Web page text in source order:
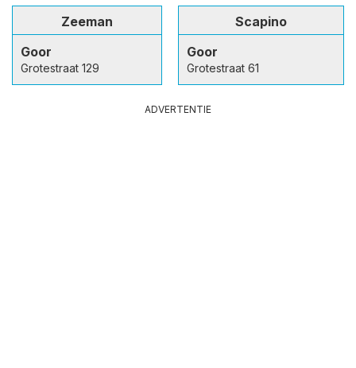
Zeeman
Goor
Grotestraat 129
Scapino
Goor
Grotestraat 61
ADVERTENTIE